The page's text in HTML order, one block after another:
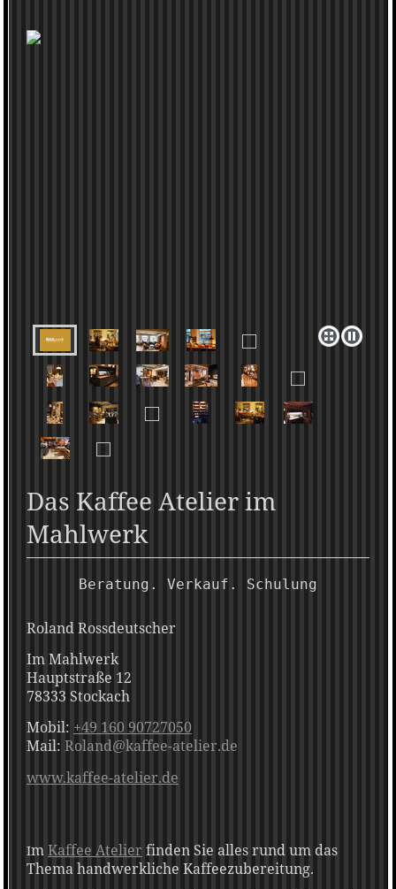
Das Kaffee Atelier im
Mahlwerk
Beratung. Verkauf. Schulung
Roland Rossdeutscher
Im Mahlwerk
Hauptstraße 12
78333 Stockach
Mobil: +49 160 90727050
Mail: Roland@kaffee-atelier.de
www.kaffee-atelier.de
ImKaffee Atelier finden Sie alles rund um das
Thema handwerkliche Kaffeezubereitung.